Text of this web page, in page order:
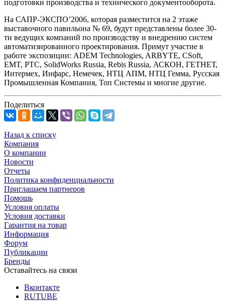
подготовки производства и технического документооборота.
На САПР-ЭКСПО’2006, которая разместится на 2 этаже
выставочного павильона № 69, будут представлены более 30-
ти ведущих компаний по производству и внедрению систем
автоматизированного проектирования. Примут участие в
работе экспозиции: ADEM Technologies, ARBYTE, CSoft,
EMT, PTC, SolidWorks Russia, Rebis Russia, АСКОН, ГЕТНЕТ,
Интермех, Инфарс, Немечек, НТЦ АПМ, НТЦ Гемма, Русская
Промышленная Компания, Топ Системы и многие другие.
Поделиться
Назад к списку
Компания
О компании
Новости
Отчеты
Политика конфиденциальности
Приглашаем партнеров
Помощь
Условия оплаты
Условия доставки
Гарантия на товар
Информация
Форум
Публикации
Бренды
Оставайтесь на связи
Вконтакте
RUTUBE